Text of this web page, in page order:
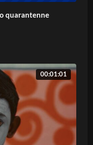
quarantenne
00:01:01